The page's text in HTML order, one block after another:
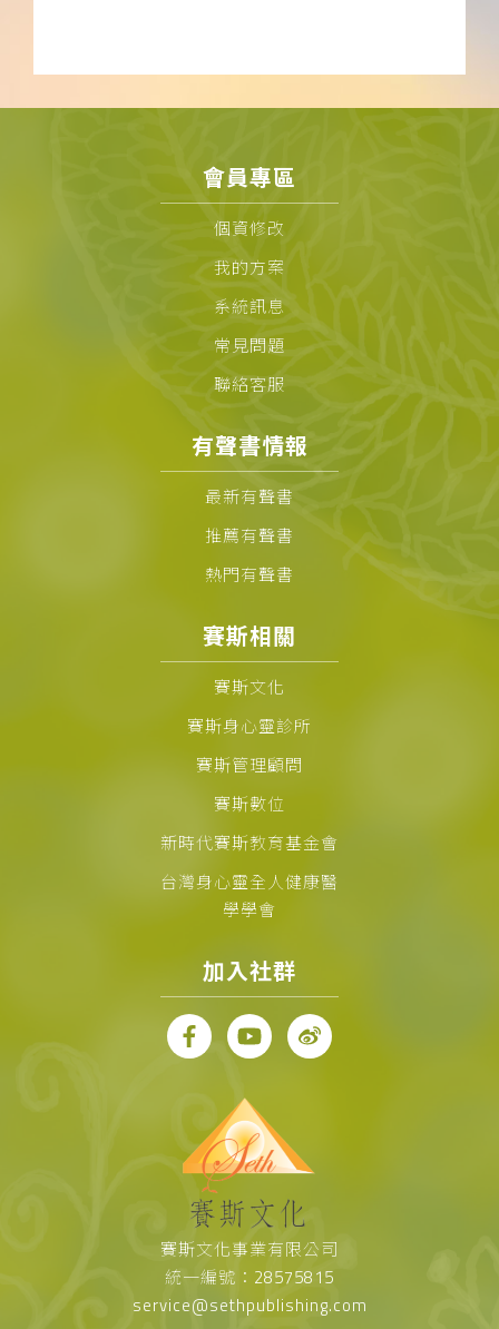
會員專區
個資修改
我的方案
系統訊息
常見問題
聯絡客服
有聲書情報
最新有聲書
推薦有聲書
熱門有聲書
賽斯相關
賽斯文化
賽斯身心靈診所
賽斯管理顧問
賽斯數位
新時代賽斯教育基金會
台灣身心靈全人健康醫
學學會
加入社群
賽斯文化事業有限公司
統一編號：28575815
service@sethpublishing.com